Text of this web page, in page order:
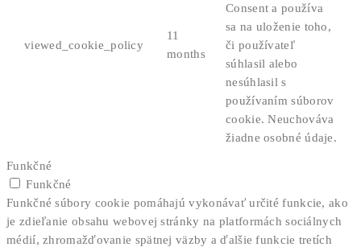
viewed_cookie_policy
11
months
Consent a používa
sa na uloženie toho,
či používateľ
súhlasil alebo
nesúhlasil s
používaním súborov
cookie. Neuchováva
žiadne osobné údaje.
Funkčné
Funkčné
Funkčné súbory cookie pomáhajú vykonávať určité funkcie, ako
je zdieľanie obsahu webovej stránky na platformách sociálnych
médií, zhromažďovanie spätnej väzby a ďalšie funkcie tretích